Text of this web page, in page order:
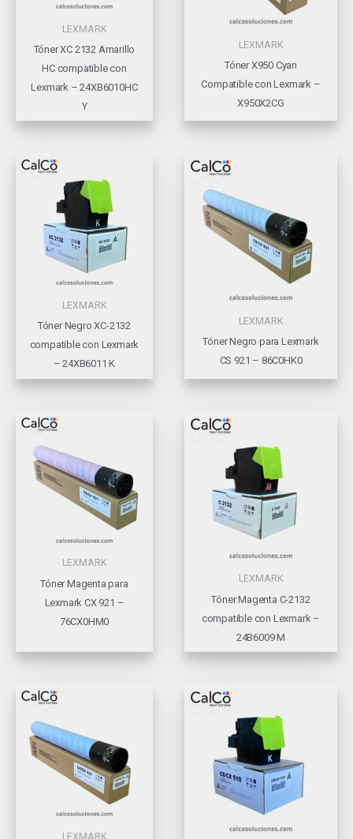
LEXMARK
Tóner XC 2132 Amarillo
HC compatible con
Lexmark – 24XB6010HC
Y
LEXMARK
Tóner X950 Cyan
Compatible con Lexmark –
X950X2CG
LEXMARK
Tóner Negro XC-2132
compatible con Lexmark
– 24XB6011 K
LEXMARK
Tóner Negro para Lexmark
CS 921 – 86C0HK0
LEXMARK
Tóner Magenta para
Lexmark CX 921 –
76CX0HM0
LEXMARK
Tóner Magenta C-2132
compatible con Lexmark –
24B6009 M
LEXMARK